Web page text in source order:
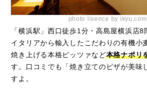
photo lisence by
「横浜駅」西口徒歩1分・高島屋横浜店8
イタリアから輸入したこだわりの有機小
焼き上げる本格ピッツァなど本格ナポリ
す。口コミでも「焼き立てのピザが美味
すよ。